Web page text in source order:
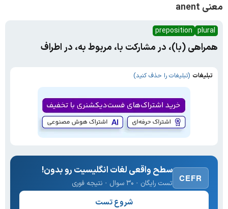
معنی anent
plural
preposition
همراهی (با)، در مشارکت با، مربوط به، در اطراف
تبلیغات (تبلیغات را حذف کنید)
CEFR
سطح واقعی لغات انگلیسیت رو بدون!
تست رایگان · ۳۰ سوال · نتیجه فوری
شروع تست